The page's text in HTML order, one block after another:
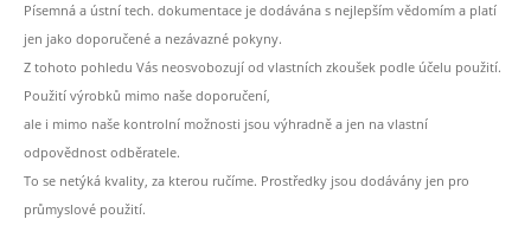
Písemná a ústní tech. dokumentace je dodávána s nejlepším vědomím a platí
jen jako doporučené a nezávazné pokyny.
Z tohoto pohledu Vás neosvobozují od vlastních zkoušek podle účelu použití.
Použití výrobků mimo naše doporučení,
ale i mimo naše kontrolní možnosti jsou výhradně a jen na vlastní
odpovědnost odběratele.
To se netýká kvality, za kterou ručíme. Prostředky jsou dodávány jen pro
průmyslové použití.